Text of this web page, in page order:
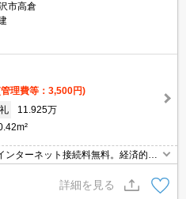
市高倉
理費等：3,500円)
礼
11.925万
ターネット接続料無料。経済的な
内防犯カメラ設置。セキュリティシ
ヵ月分。オンライン対応相談
詳細を見る